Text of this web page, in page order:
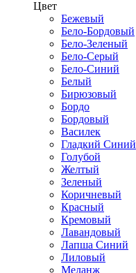
Цвет
Бежевый
Бело-Бордовый
Бело-Зеленый
Бело-Серый
Бело-Синий
Белый
Бирюзовый
Бордо
Бордовый
Василек
Гладкий Синий
Голубой
Желтый
Зеленый
Коричневый
Красный
Кремовый
Лавандовый
Лапша Синий
Лиловый
Меланж